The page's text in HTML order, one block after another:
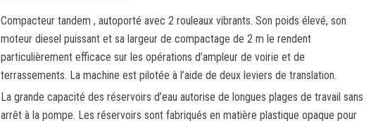
Compacteur tandem , autoporté avec 2 rouleaux vibrants. Son poids élevé, son
moteur diesel puissant et sa largeur de compactage de 2 m le rendent
particulièrement efficace sur les opérations d’ampleur de voirie et de
terrassements. La machine est pilotée à l’aide de deux leviers de translation.
La grande capacité des réservoirs d’eau autorise de longues plages de travail sans
arrêt à la pompe. Les réservoirs sont fabriqués en matière plastique opaque pour